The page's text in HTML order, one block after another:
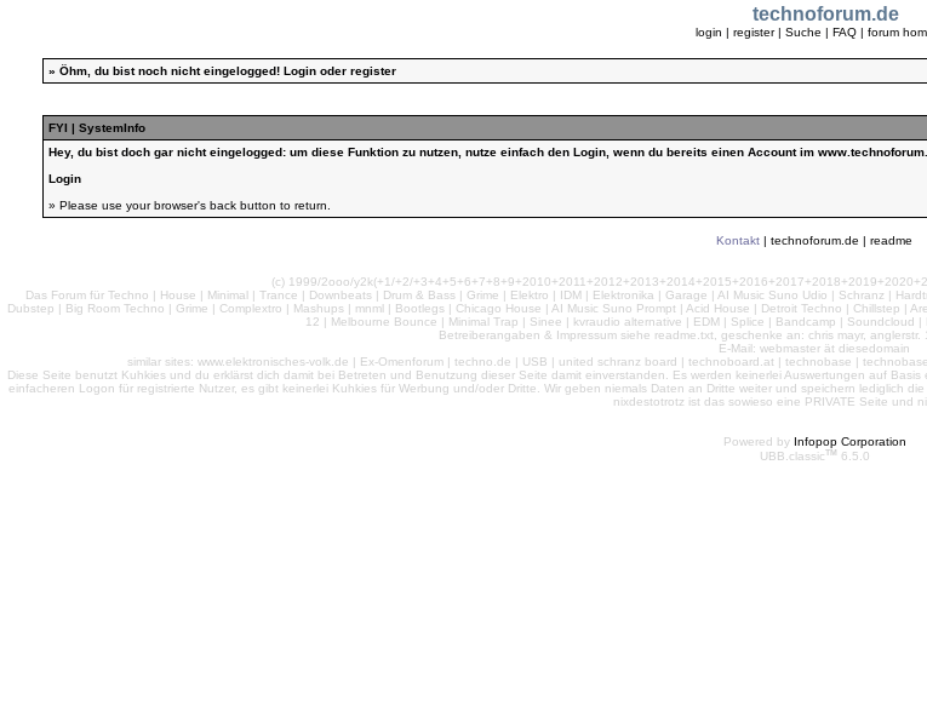
technoforum.de
login | register | Suche | FAQ| forum
» Öhm, du bist noch nicht eingelogged! Login oder register
FYI | SystemInfo
Hey, du bist doch gar nicht eingelogged: um diese Funktion zu nutzen, nutze einfach den Login, wenn du bereits einen Account im
Login
» Please use your browser's back button to return.
Kontakt | technoforum.de | readme
(c) 1999/2ooo/y2k(+1/+2/
Das Forum für Techno | House | Minimal | Trance | Downbeats | Drum & Bass | Grime | Elektro | IDM | Elektronika | Garage | AI Music Suno Udio | Schranz |
Dubstep | Big Room Techno | Grime | Complextro | Mashups | mnml | Bootlegs | Chicago House | AI Music Suno Prompt | Acid House | Detroit Techno | Chillstep |
12 | Melbourne Bounce | Minimal Trap | Sinee | kvraudio alternative | EDM | Splice | Bandcamp | Soundcloud
Betreiberangaben & Impressum siehe readme.txt, geschenke an: chris mayr,
E-Mail: webmaster ät diesedomain
similar sites: www.elektronisches-volk.de | Ex-Omenforum | techno.de | USB | united schranz board | technoboard.at | technobase |
Diese Seite benutzt Kuhkies und du erklärst dich damit bei Betreten und Benutzung dieser Seite damit einverstanden. Es werden keinerlei Auswertungen auf
einfacheren Logon für registrierte Nutzer, es gibt keinerlei Kuhkies für Werbung und/oder Dritte. Wir geben niemals Daten an Dritte weiter und speichern lediglich
nixdestotrotz ist das sowieso eine PRIVATE Seite und
Powered by Infopop Corporation
UBB.classicTM 6.5.0